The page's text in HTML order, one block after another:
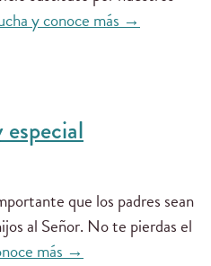
y conoce más →
que los padres sean
al Señor. No te pierdas el
más →